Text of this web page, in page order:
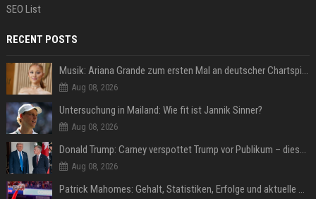
SEO List
RECENT POSTS
Musik: Ariana Grande zum ersten Mal an deutscher Chartspitze
Aug 08, 2026
Untersuchung in Mailand: Wie fit ist Jannik Sinner?
Aug 08, 2026
Donald Trump: Carney verspottet Trump vor Publikum – dieser Seitenhieb sorgt für Lacher
Aug 08, 2026
Patrick Mahomes: Gehalt, Statistiken, Erfolge und aktuelle News